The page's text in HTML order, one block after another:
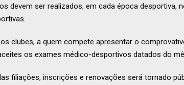
devem ser realizados, em cada época desportiva,
clubes, a quem compete apresentar o
os exames médico-desportivos datados do
filiações, inscrições e renovações será tornado